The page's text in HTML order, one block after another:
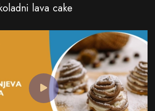
lava cake